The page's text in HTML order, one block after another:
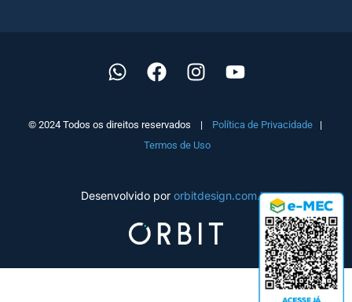
© 2024 Todos os direitos reservados | Política de Privacidade|
Termos de Uso
Desenvolvido por orbitdesign.com.br